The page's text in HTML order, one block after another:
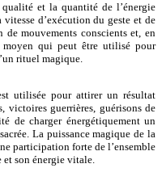
et la quantité de l’énergie
d’exécution du geste et de
mouvements conscients et, en
moyen qui peut être utilisé pour
rituel magique.
utilisée pour attirer un résultat
victoires guerrières, guérisons de
de charger énergétiquement un
La puissance magique de la
participation forte de l’ensemble
et son énergie vitale.